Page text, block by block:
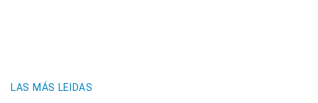
LAS MÁS LEIDAS